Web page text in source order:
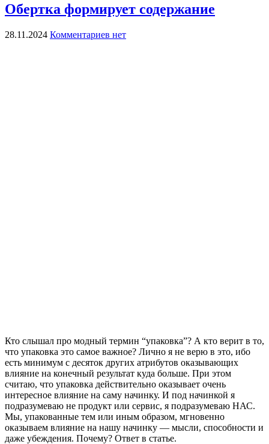
Обертка формирует содержание
28.11.2024 Комментариев нет
Кто слышал про модный термин “упаковка”? А кто верит в то,
что упаковка это самое важное? Лично я не верю в это, ибо
есть минимум с десяток других атрибутов оказывающих
влияние на конечный результат куда больше. При этом
считаю, что упаковка действительно оказывает очень
интересное влияние на саму начинку. И под начинкой я
подразумеваю не продукт или сервис, я подразумеваю НАС.
Мы, упакованные тем или иным образом, мгновенно
оказываем влияние на нашу начинку — мысли, способности и
даже убеждения. Почему? Ответ в статье.